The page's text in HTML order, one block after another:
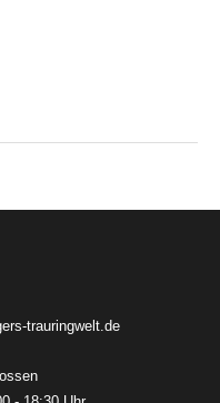
trauringwelt.de